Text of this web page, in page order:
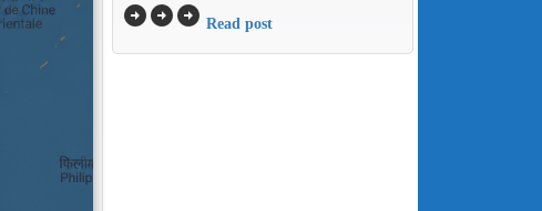
arrow_circle_rightarrow_circle_rightarrow_circle_right Read post